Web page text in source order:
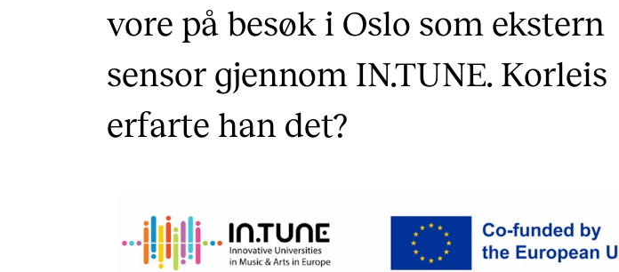
vore på besøk i Oslo som ekstern
sensor gjennom IN.TUNE. Korleis
erfarte han det?